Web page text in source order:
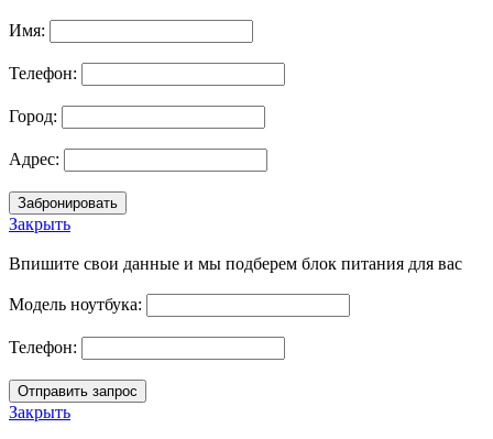
Имя:
Телефон:
Город:
Адрес:
Закрыть
Впишите свои данные и мы подберем блок питания для вас
Модель ноутбука:
Телефон:
Закрыть